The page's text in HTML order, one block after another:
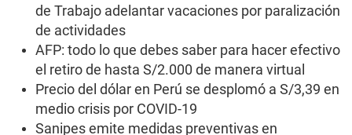
de Trabajo adelantar vacaciones por paralización
de actividades
AFP: todo lo que debes saber para hacer efectivo
el retiro de hasta S/2.000 de manera virtual
Precio del dólar en Perú se desplomó a S/3,39 en
medio crisis por COVID-19
Sanipes emite medidas preventivas en